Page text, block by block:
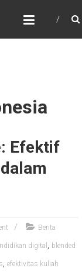
Efektif
Berita
digital , blended
, efektivitas kuliah